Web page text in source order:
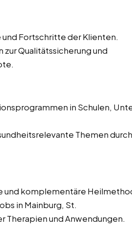
Fortschritte der Klienten.
Qualitätssicherung und
in Schulen,
Themen durch
und komplementäre
in Mainburg, St.
Therapien und Anwendungen.